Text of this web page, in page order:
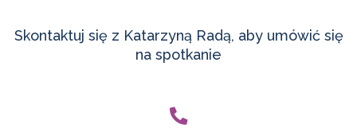
Skontaktuj się z Katarzyną Radą, aby umówić się
na spotkanie